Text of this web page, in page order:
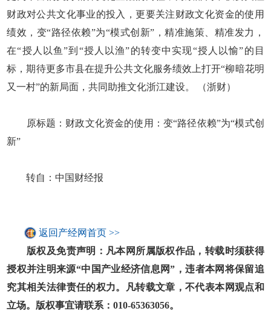
财政对公共文化事业的投入，更要关注财政文化资金的使用
绩效，变“路径依赖”为“模式创新”，精准施策、精准发力，
在“授人以鱼”到“授人以渔”的转变中实现“授人以愉”的目
标，期待更多市县在提升公共文化服务绩效上打开“柳暗花明
又一村”的新局面，共同助推文化浙江建设。 （浙财）
原标题：财政文化资金的使用：变“路径依赖”为“模式创
新”
转自：中国财经报
返回产经网首页 >>
版权及免责声明：凡本网所属版权作品，转载时须获得
授权并注明来源“中国产业经济信息网”，违者本网将保留追
究其相关法律责任的权力。凡转载文章，不代表本网观点和
立场。版权事宜请联系：010-65363056。